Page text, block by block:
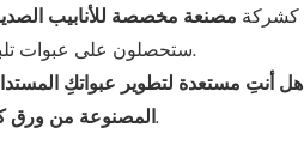
كشركة مصنعة مخصصة للأنابيب
ستحصلون على عبوات تلبي متطلبات قسم التسويق البصرية ومتطلبات فريق البحث والتطوير الصارمة فيما يتعلق بالاستقرار.
هل أنتِ مستعدة لتطوير عبواتكِ
المصنوعة من ورقالمقاوم للتسرب، ولضمان سلسلة توريد موثوقة لخط منتجات العناية بالبشرة العضوية القادم.